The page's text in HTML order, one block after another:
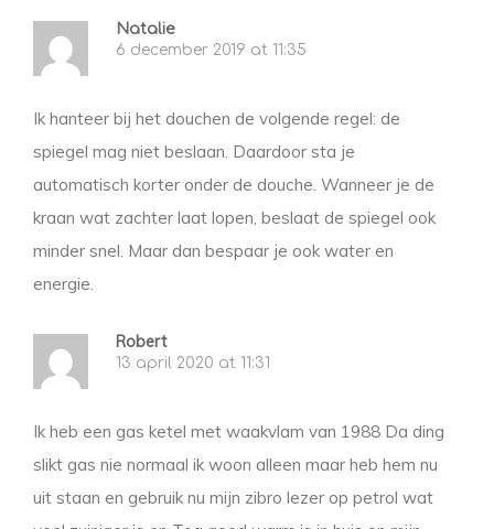
Natalie
6 december 2019 at 11:35
Ik hanteer bij het douchen de volgende regel: de
spiegel mag niet beslaan. Daardoor sta je
automatisch korter onder de douche. Wanneer je de
kraan wat zachter laat lopen, beslaat de spiegel ook
minder snel. Maar dan bespaar je ook water en
energie.
Robert
13 april 2020 at 11:31
Ik heb een gas ketel met waakvlam van 1988 Da ding
slikt gas nie normaal ik woon alleen maar heb hem nu
uit staan en gebruik nu mijn zibro lezer op petrol wat